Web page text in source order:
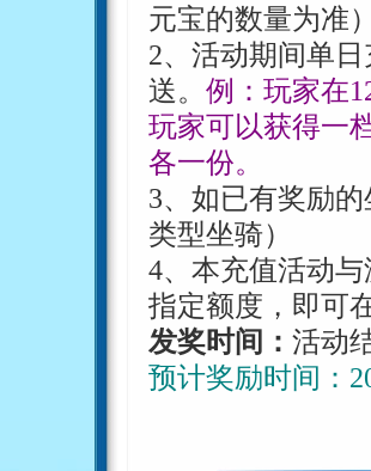
元宝的数量为准
2、活动期间单
送。 例：玩家在
玩家可以获得一
各一份。
3、如已有奖励
类型坐骑）
4、本充值活动
指定额度，即可
发奖时间： 活动
预计奖励时间：